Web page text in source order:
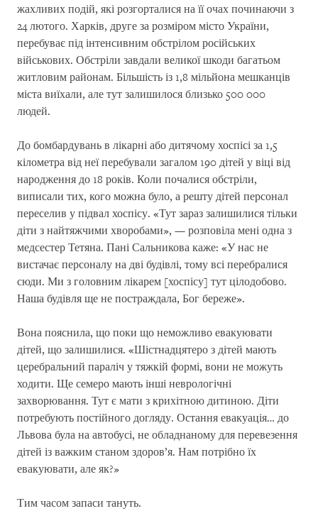
жахливих подій, які розгорталися на її очах починаючи з
24 лютого. Харків, друге за розміром місто України,
перебуває під інтенсивним обстрілом російських
військових. Обстріли завдали великої шкоди багатьом
житловим районам. Більшість із 1,8 мільйона мешканців
міста виїхали, але тут залишилося близько 500 000
людей.
До бомбардувань в лікарні або дитячому хоспісі за 1,5
кілометра від неї перебували загалом 190 дітей у віці від
народження до 18 років. Коли почалися обстріли,
виписали тих, кого можна було, а решту дітей персонал
переселив у підвал хоспісу. «Тут зараз залишилися тільки
діти з найтяжчими хворобами», — розповіла мені одна з
медсестер Тетяна. Пані Сальникова каже: «У нас не
вистачає персоналу на дві будівлі, тому всі перебралися
сюди. Ми з головним лікарем [хоспісу] тут цілодобово.
Наша будівля ще не постраждала, Бог береже».
Вона пояснила, що поки що неможливо евакуювати
дітей, що залишилися. «Шістнадцятеро з дітей мають
церебральний параліч у тяжкій формі, вони не можуть
ходити. Ще семеро мають інші неврологічні
захворювання. Тут є мати з крихітною дитиною. Діти
потребують постійного догляду. Остання евакуація… до
Львова була на автобусі, не обладнаному для перевезення
дітей із важким станом здоров’я. Нам потрібно їх
евакуювати, але як?»
Тим часом запаси тануть.